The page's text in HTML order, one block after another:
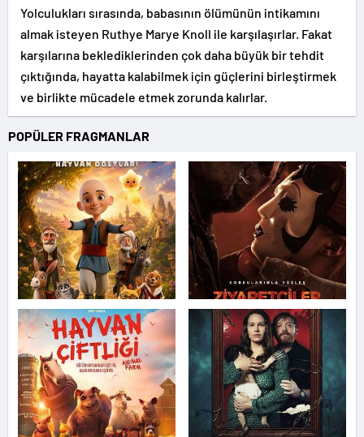
Yolculukları sırasında, babasının ölümünün intikamını
almak isteyen Ruthye Marye Knoll ile karşılaşırlar. Fakat
karşılarına beklediklerinden çok daha büyük bir tehdit
çıktığında, hayatta kalabilmek için güçlerini birleştirmek
ve birlikte mücadele etmek zorunda kalırlar.
POPÜLER FRAGMANLAR